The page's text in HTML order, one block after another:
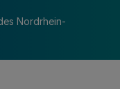
Nordrhein-